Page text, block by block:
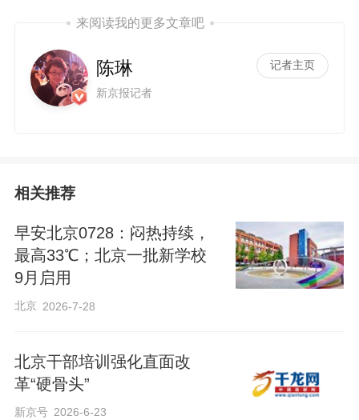
来阅读我的更多文章吧
陈琳
新京报记者
记者主页
相关推荐
早安北京0728：闷热持续，
最高33℃；北京一批新学校
9月启用
北京 2026-7-28
北京干部培训强化直面改
革“硬骨头”
新京号 2026-6-23